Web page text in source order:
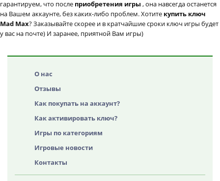
гарантируем, что после приобретения игры , она навсегда останется
на Вашем аккаунте, без каких-либо проблем. Хотите купить ключ
Mad Max? Заказывайте скорее и в кратчайшие сроки ключ игры будет
у вас на почте) И заранее, приятной Вам игры)
О нас
Отзывы
Как покупать на аккаунт?
Как активировать ключ?
Игры по категориям
Игровые новости
Контакты